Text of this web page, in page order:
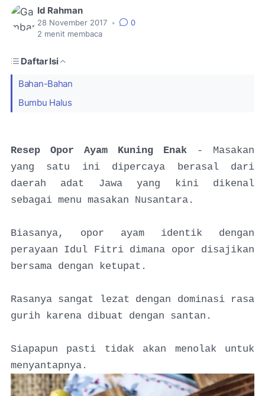
Id Rahman
28 November 2017 •
0
2 menit membaca
Daftar Isi
Bahan-Bahan
Bumbu Halus
Resep Opor Ayam Kuning Enak - Masakan
yang satu ini dipercaya berasal dari
daerah adat Jawa yang kini dikenal
sebagai menu masakan Nusantara.
Biasanya, opor ayam identik dengan
perayaan Idul Fitri dimana opor disajikan
bersama dengan ketupat.
Rasanya sangat lezat dengan dominasi rasa
gurih karena dibuat dengan santan.
Siapapun pasti tidak akan menolak untuk
menyantapnya.